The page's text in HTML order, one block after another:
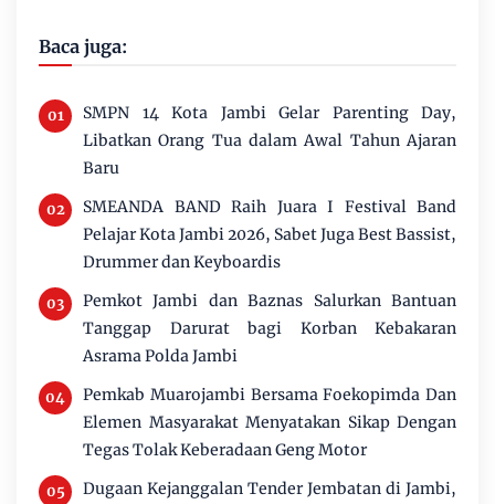
Baca juga:
SMPN 14 Kota Jambi Gelar Parenting Day,
Libatkan Orang Tua dalam Awal Tahun Ajaran
Baru
SMEANDA BAND Raih Juara I Festival Band
Pelajar Kota Jambi 2026, Sabet Juga Best Bassist,
Drummer dan Keyboardis
Pemkot Jambi dan Baznas Salurkan Bantuan
Tanggap Darurat bagi Korban Kebakaran
Asrama Polda Jambi
Pemkab Muarojambi Bersama Foekopimda Dan
Elemen Masyarakat Menyatakan Sikap Dengan
Tegas Tolak Keberadaan Geng Motor
Dugaan Kejanggalan Tender Jembatan di Jambi,